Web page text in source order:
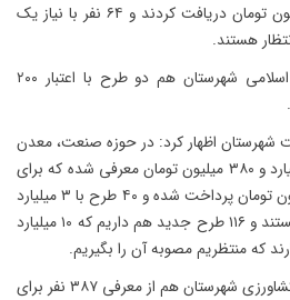
به مبلغ یک میلیارد و ۸۳۵ میلیون تومان دریافت کردند و ۶۴ نفر با نیاز یک
در این میان، فرهنگ و ارشاد اسلامی شهرستان هم دو طرح با اعتبار ۲۰۰
اظهار کرد: در حوزه صنعت، معدن
و تجارت ۶۸ طرح با اعتبار ۵ میلیارد و ۳۸۰ میلیون تومان معرفی شده که برای
۲۸ طرح یک میلیارد و ۹۷۰ میلیون تومان پرداخت شده و ۴۰ طرح با ۳ میلیارد
و ۴۱۰ میلیون تومان در انتظار هستند و ۱۱۶ طرح جدید هم داریم که ۱۰ میلیارد
عباس حاج‌عبداللهی مدیر جهاد کشاورزی شهرستان هم از معرفی ۳۸۷ نفر برای